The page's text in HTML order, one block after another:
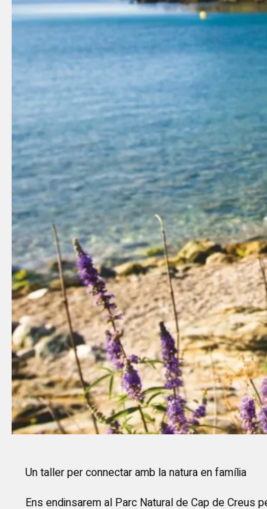
Un taller per connectar amb la natura en família
Ens endinsarem al Parc Natural de Cap de